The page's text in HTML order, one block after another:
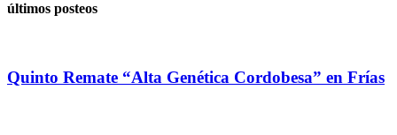
últimos posteos
Quinto Remate “Alta Genética Cordobesa” en Frías